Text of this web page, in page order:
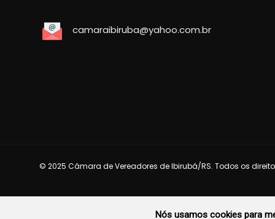
camaraibiruba@yahoo.com.br
© 2025 Câmara de Vereadores de Ibirubá/RS. Todos os
Nós usamos cookies para